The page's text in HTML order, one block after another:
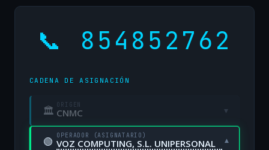
📞 854852762
CADENA DE ASIGNACIÓN
🏛 ORIGEN
CNMC ▾
🟢 OPERADOR (ASIGNATARIO)
VOZ COMPUTING, S.L. UNIPERSONAL ▾